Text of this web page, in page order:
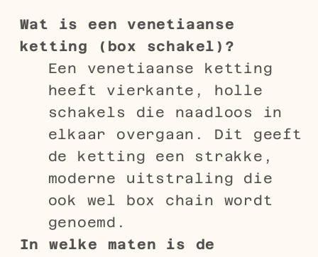
Wat is een venetiaanse
ketting (box schakel)?
Een venetiaanse ketting
heeft vierkante, holle
schakels die naadloos in
elkaar overgaan. Dit geeft
de ketting een strakke,
moderne uitstraling die
ook wel box chain wordt
genoemd.
In welke maten is de